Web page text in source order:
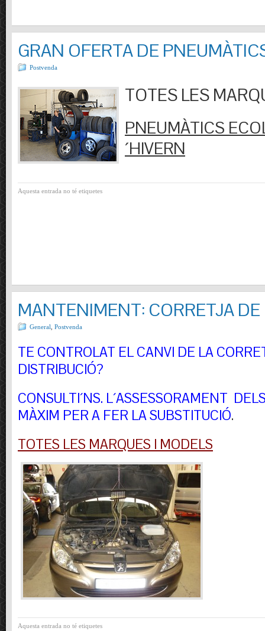
GRAN OFERTA DE
Postvenda
TOTES LES
PNEUMÀTICS
´HIVERN
Aquesta entrada no té etiquetes
MANTENIMENT: CORRETJA
General Postvenda
TE CONTROLAT EL CANVI DE LA
DISTRIBUCIÓ?
CONSULTI´NS. L´ASSESSORAMENT
MÀXIM PER A FER LA SUBSTITUCIÓ.
TOTES LES MARQUES I MODELS
Aquesta entrada no té etiquetes